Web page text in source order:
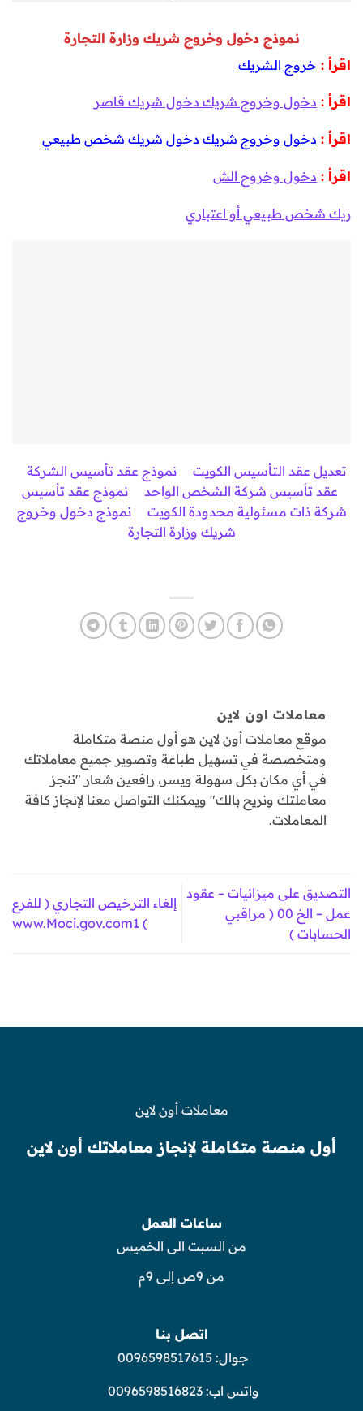
نموذج دخول وخروج شريك وزارة التجارة
اقرأ : خروج الشريك
اقرأ : دخول وخروج شريك دخول شريك قاصر
اقرأ : دخول وخروج شريك دخول شريك شخص طبيعي
اقرأ : دخول وخروج الش
ريك شخص طبيعي أو اعتباري
تعديل عقد التأسيس الكويت
نموذج عقد تأسيس الشركة
عقد تأسيس شركة الشخص الواحد
نموذج عقد تأسيس
شركة ذات مسئولية محدودة الكويت
نموذج دخول وخروج
شريك وزارة التجارة
معاملات اون لاين
موقع معاملات أون لاين هو أول منصة متكاملة
ومتخصصة في تسهيل طباعة وتصوير جميع معاملاتك
في أي مكان بكل سهولة ويسر، رافعين شعار "ننجز
معاملتك ونريح بالك" ويمكنك التواصل معنا لإنجاز كافة
المعاملات.
التصديق على ميزانيات – عقود
عمل – الخ 00 ( مراقبي
الحسابات )
إلغاء الترخيص التجاري ( للفرع
) www.Moci.gov.com1
معاملات أون لاين
أول منصة متكاملة لإنجاز معاملاتك أون لاين
ساعات العمل
من السبت الى الخميس
من 9ص إلى 9م
اتصل بنا
جوال: 0096598517615
واتس اب:0096598516823